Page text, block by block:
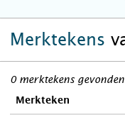
Merktekens
0 merktekens
Merkteken